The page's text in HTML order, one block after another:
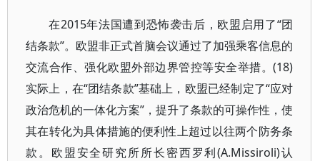
在2015年法国遭到恐怖袭击后，欧盟启用了“团
结条款”。欧盟非正式首脑会议通过了加强乘客信息的
交流合作、强化欧盟外部边界管控等安全举措。(18)
实际上，在“团结条款”基础上，欧盟已经制定了“应对
政治危机的一体化方案”，提升了条款的可操作性，使
其在转化为具体措施的便利性上超过以往两个防务条
款。欧盟安全研究所所长密西罗利(A.Missiroli)认